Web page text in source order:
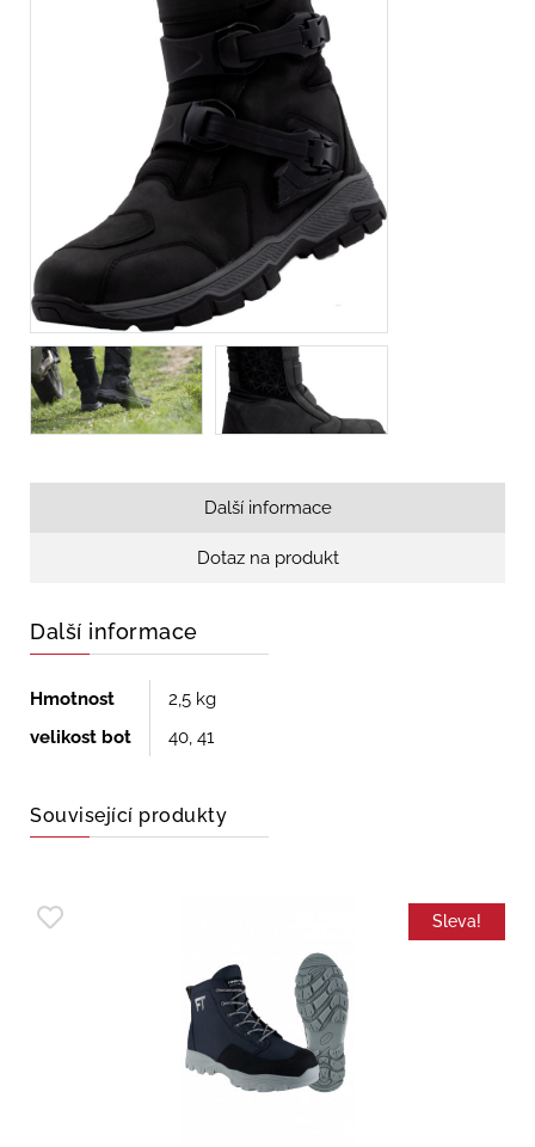
Další informace
Dotaz na produkt
Další informace
Hmotnost
2,5 kg
velikost bot
40, 41
Související produkty
Sleva!